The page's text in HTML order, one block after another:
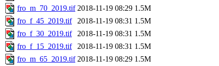
fro_m_70_2019.tif 2018-11-19 08:29 1.5M
fro_f_45_2019.tif
2018-11-19 08:31 1.5M
fro_f_30_2019.tif
2018-11-19 08:31 1.5M
fro_f_15_2019.tif
2018-11-19 08:31 1.5M
fro_m_65_2019.tif 2018-11-19 08:29 1.5M